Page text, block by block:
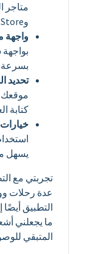
واجهة
بسرعة.
تحديد
موقعك
كتابة
خيارات
يسهل
تجربتي مع
عدة رحلات
التطبيق
ما يجعلني
المتبقي